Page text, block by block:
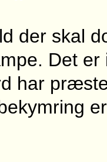
der skal
Det
har